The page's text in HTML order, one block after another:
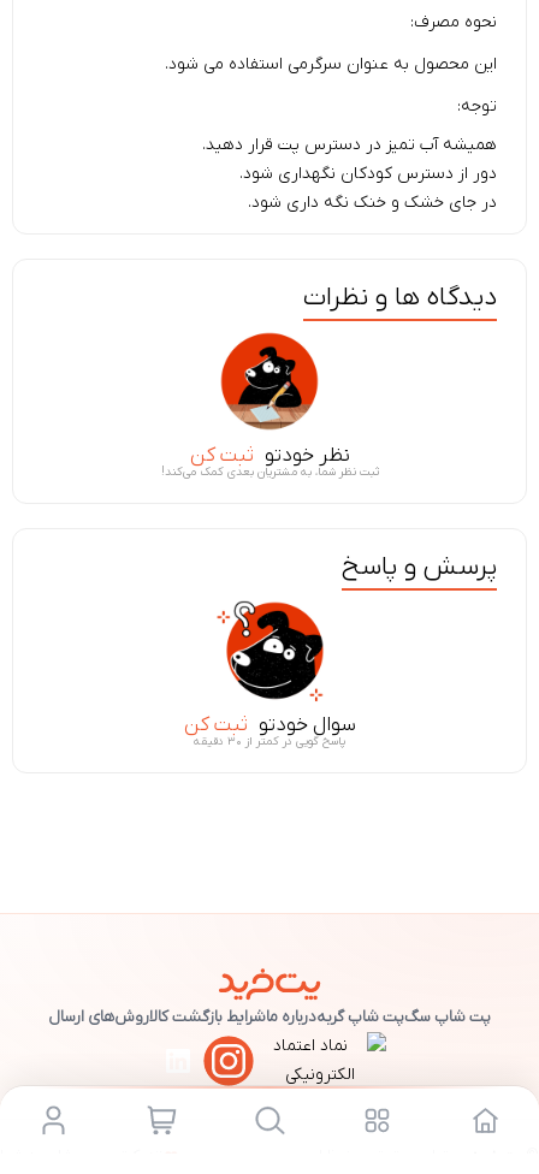
نحوه مصرف:
این محصول به عنوان سرگرمی استفاده می شود.
توجه:
همیشه آب تمیز در دسترس پت قرار دهید.
دور از دسترس کودکان نگهداری شود.
در جای خشک و خنک نگه داری شود.
دیدگاه ها و نظرات
نظر خودتو ثبت کن
ثبت نظر شما، به مشتریان بعدی کمک می‌کند!
پرسش و پاسخ
سوال خودتو ثبت کن
پاسخ گویی در کمتر از ۳۰ دقیقه
پت شاپ سگپت شاپ گربهدرباره ماشرایط بازگشت کالاروش‌های ارسال